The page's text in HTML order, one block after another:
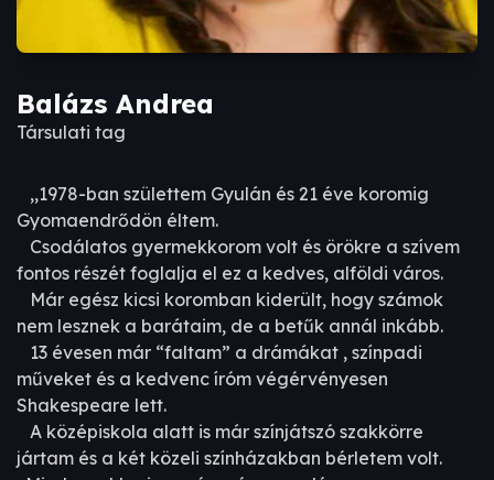
Balázs Andrea
Társulati tag
,,1978-ban születtem Gyulán és 21 éve koromig
Gyomaendrődön éltem.
Csodálatos gyermekkorom volt és örökre a szívem
fontos részét foglalja el ez a kedves, alföldi város.
Már egész kicsi koromban kiderült, hogy számok
nem lesznek a barátaim, de a betűk annál inkább.
13 évesen már “faltam” a drámákat , színpadi
műveket és a kedvenc íróm végérvényesen
Shakespeare lett.
A középiskola alatt is már színjátszó szakkörre
jártam és a két közeli színházakban bérletem volt.